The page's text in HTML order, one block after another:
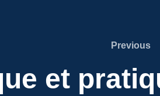
Previous
Previous
et